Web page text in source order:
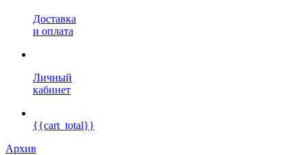
Доставка
и оплата
Личный
кабинет
{{cart_total}}
Архив